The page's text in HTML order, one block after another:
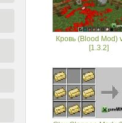
Кровь (Blood Mod)
[1.3.2]